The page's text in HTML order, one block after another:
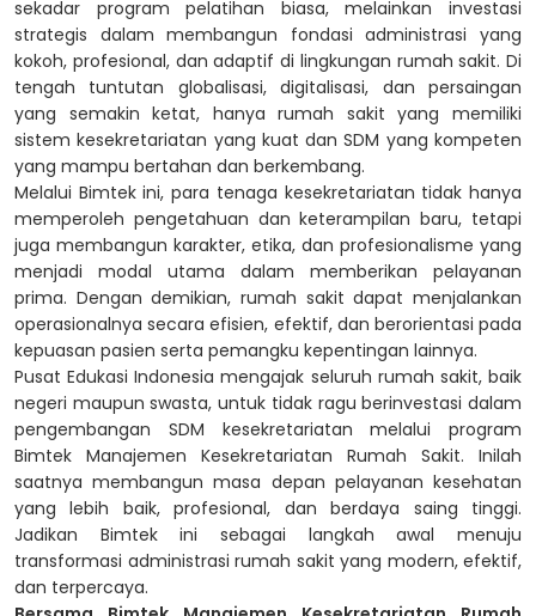
sekadar program pelatihan biasa, melainkan investasi
strategis dalam membangun fondasi administrasi yang
kokoh, profesional, dan adaptif di lingkungan rumah sakit. Di
tengah tuntutan globalisasi, digitalisasi, dan persaingan
yang semakin ketat, hanya rumah sakit yang memiliki
sistem kesekretariatan yang kuat dan SDM yang kompeten
yang mampu bertahan dan berkembang.
Melalui Bimtek ini, para tenaga kesekretariatan tidak hanya
memperoleh pengetahuan dan keterampilan baru, tetapi
juga membangun karakter, etika, dan profesionalisme yang
menjadi modal utama dalam memberikan pelayanan
prima. Dengan demikian, rumah sakit dapat menjalankan
operasionalnya secara efisien, efektif, dan berorientasi pada
kepuasan pasien serta pemangku kepentingan lainnya.
Pusat Edukasi Indonesia mengajak seluruh rumah sakit, baik
negeri maupun swasta, untuk tidak ragu berinvestasi dalam
pengembangan SDM kesekretariatan melalui program
Bimtek Manajemen Kesekretariatan Rumah Sakit. Inilah
saatnya membangun masa depan pelayanan kesehatan
yang lebih baik, profesional, dan berdaya saing tinggi.
Jadikan Bimtek ini sebagai langkah awal menuju
transformasi administrasi rumah sakit yang modern, efektif,
dan terpercaya.